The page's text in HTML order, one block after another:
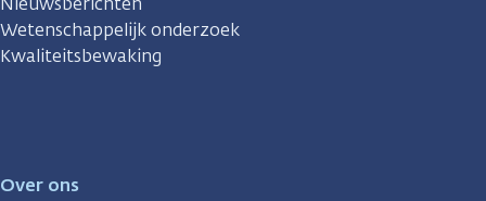
Wetenschappelijk onderzoek
Kwaliteitsbewaking
Over ons